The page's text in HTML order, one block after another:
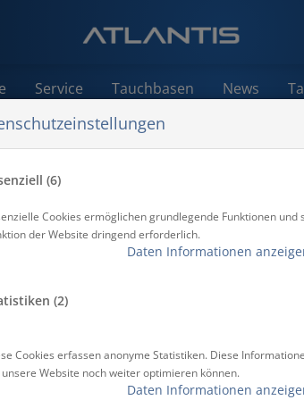
Service Tauchbasen News
des Verantwortlichen
und bedanken uns für Ihr Interesse. Im
(6)
Cookies ermöglichen grundlegende Funktionen
der Website dringend erforderlich.
Daten Informationen
(2)
Cookies erfassen anonyme Statistiken. Diese
Website noch weiter optimieren können.
Daten Informationen